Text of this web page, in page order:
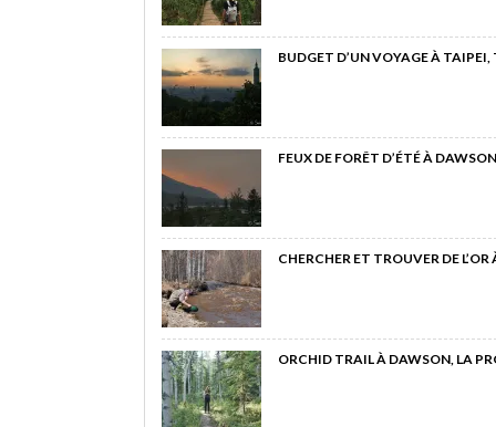
BUDGET D’UN VOYAGE À
FEUX DE FORÊT D’ÉTÉ À
CHERCHER ET TROUVER DE
ORCHID TRAIL À DAWSON, LA